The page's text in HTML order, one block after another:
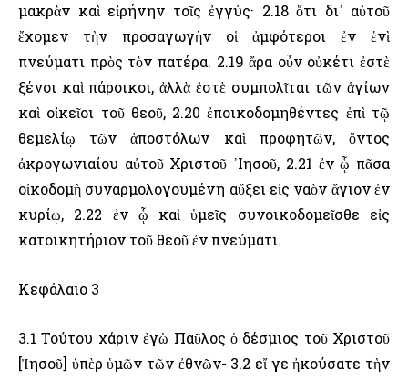
μακρὰν καὶ εἰρήνην τοῖς ἐγγύς· 2.18 ὅτι δι᾽ αὐτοῦ
ἔχομεν τὴν προσαγωγὴν οἱ ἀμφότεροι ἐν ἑνὶ
πνεύματι πρὸς τὸν πατέρα. 2.19 ἄρα οὖν οὐκέτι ἐστὲ
ξένοι καὶ πάροικοι, ἀλλὰ ἐστὲ συμπολῖται τῶν ἁγίων
καὶ οἰκεῖοι τοῦ θεοῦ, 2.20 ἐποικοδομηθέντες ἐπὶ τῷ
θεμελίῳ τῶν ἀποστόλων καὶ προφητῶν, ὄντος
ἀκρογωνιαίου αὐτοῦ Χριστοῦ ᾽Ιησοῦ, 2.21 ἐν ᾧ πᾶσα
οἰκοδομὴ συναρμολογουμένη αὔξει εἰς ναὸν ἅγιον ἐν
κυρίῳ, 2.22 ἐν ᾧ καὶ ὑμεῖς συνοικοδομεῖσθε εἰς
κατοικητήριον τοῦ θεοῦ ἐν πνεύματι.
Κεφάλαιο 3
3.1 Τούτου χάριν ἐγὼ Παῦλος ὁ δέσμιος τοῦ Χριστοῦ
[Ἰησοῦ] ὑπὲρ ὑμῶν τῶν ἐθνῶν- 3.2 εἴ γε ἠκούσατε τὴν